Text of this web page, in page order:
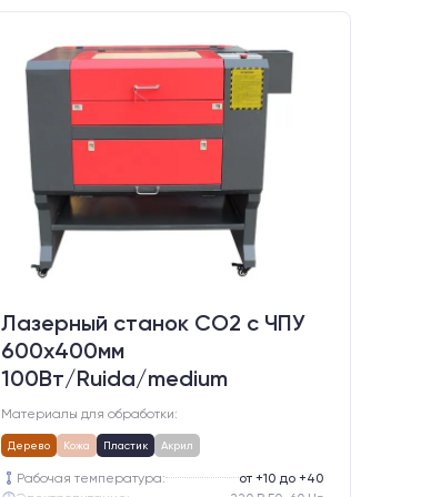
Лазерный станок CO2 c ЧПУ
600х400мм
100Вт/Ruida/medium
Материалы для обработки:
Дерево Кожа Пластик Акрил
Рабочая температура:
от +10 до +40